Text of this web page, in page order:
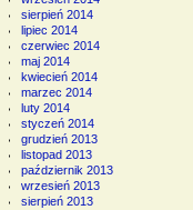
sierpień 2014
lipiec 2014
czerwiec 2014
maj 2014
kwiecień 2014
marzec 2014
luty 2014
styczeń 2014
grudzień 2013
listopad 2013
październik 2013
wrzesień 2013
sierpień 2013